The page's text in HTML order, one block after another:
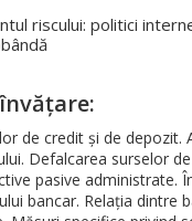
riscului: politici
de credit și de depozit.
Defalcarea surselor
pasive administrate.
bancar. Relația dintre